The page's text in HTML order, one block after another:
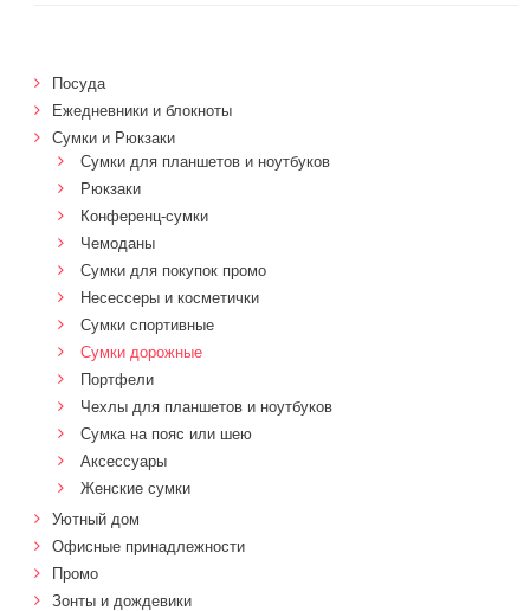
Посуда
Ежедневники и блокноты
Сумки и Рюкзаки
Сумки для планшетов и ноутбуков
Рюкзаки
Конференц-сумки
Чемоданы
Сумки для покупок промо
Несессеры и косметички
Сумки спортивные
Сумки дорожные
Портфели
Чехлы для планшетов и ноутбуков
Сумка на пояс или шею
Аксессуары
Женские сумки
Уютный дом
Офисные принадлежности
Промо
Зонты и дождевики